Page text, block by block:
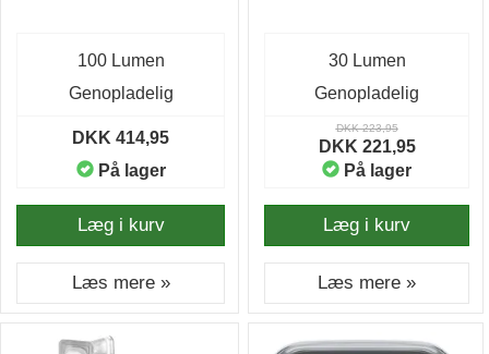
100 Lumen
Genopladelig
DKK 414,95
På lager
Læg i kurv
Læs mere »
30 Lumen
Genopladelig
DKK 223,95
DKK 221,95
På lager
Læg i kurv
Læs mere »